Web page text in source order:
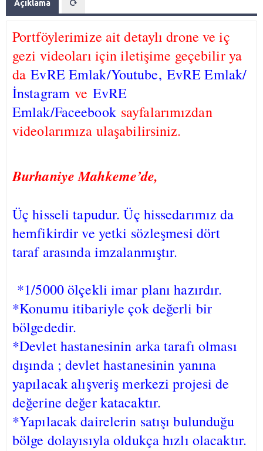
Açıklama
Portföylerimize ait detaylı drone ve iç
gezi videoları için iletişime geçebilir ya
daEvRE Emlak/Youtube, EvRE Emlak/
İnstagram ve EvRE
Emlak/Faceebook sayfalarımızdan
videolarımıza ulaşabilirsiniz.
Burhaniye Mahkeme’de,
Üç hisseli tapudur. Üç hissedarımız da
hemfikirdir ve yetki sözleşmesi dört
taraf arasında imzalanmıştır.
*1/5000 ölçekli imar planı hazırdır.
*Konumu itibariyle çok değerli bir
bölgededir.
*Devlet hastanesinin arka tarafı olması
dışında ; devlet hastanesinin yanına
yapılacak alışveriş merkezi projesi de
değerine değer katacaktır.
*Yapılacak dairelerin satışı bulunduğu
bölge dolayısıyla oldukça hızlı olacaktır.